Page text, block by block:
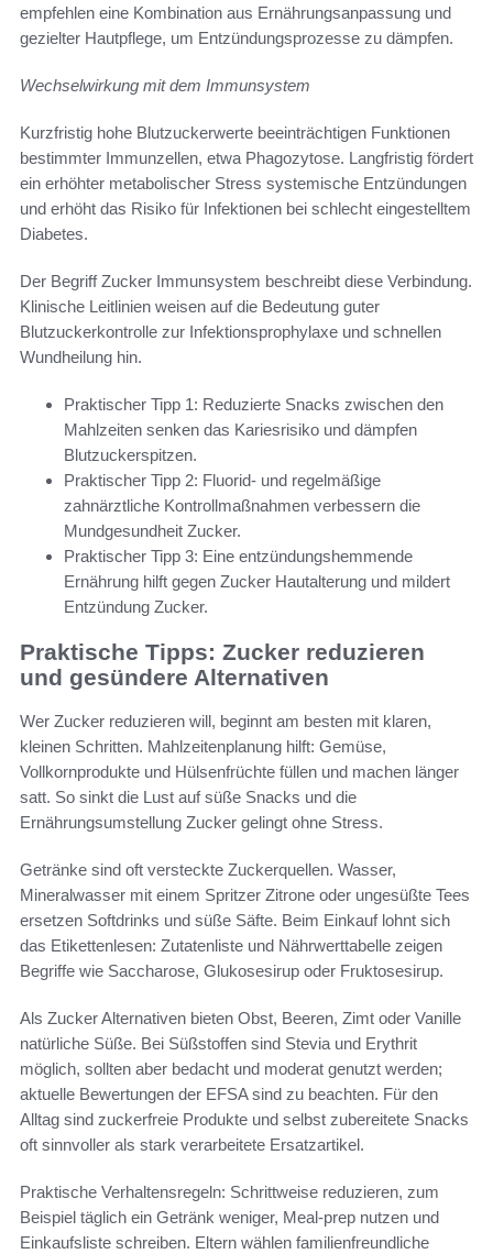
empfehlen eine Kombination aus Ernährungsanpassung und
gezielter Hautpflege, um Entzündungsprozesse zu dämpfen.
Wechselwirkung mit dem Immunsystem
Kurzfristig hohe Blutzuckerwerte beeinträchtigen Funktionen
bestimmter Immunzellen, etwa Phagozytose. Langfristig fördert
ein erhöhter metabolischer Stress systemische Entzündungen
und erhöht das Risiko für Infektionen bei schlecht eingestelltem
Diabetes.
Der Begriff Zucker Immunsystem beschreibt diese Verbindung.
Klinische Leitlinien weisen auf die Bedeutung guter
Blutzuckerkontrolle zur Infektionsprophylaxe und schnellen
Wundheilung hin.
Praktischer Tipp 1: Reduzierte Snacks zwischen den
Mahlzeiten senken das Kariesrisiko und dämpfen
Blutzuckerspitzen.
Praktischer Tipp 2: Fluorid- und regelmäßige
zahnärztliche Kontrollmaßnahmen verbessern die
Mundgesundheit Zucker.
Praktischer Tipp 3: Eine entzündungshemmende
Ernährung hilft gegen Zucker Hautalterung und mildert
Entzündung Zucker.
Praktische Tipps: Zucker reduzieren
und gesündere Alternativen
Wer Zucker reduzieren will, beginnt am besten mit klaren,
kleinen Schritten. Mahlzeitenplanung hilft: Gemüse,
Vollkornprodukte und Hülsenfrüchte füllen und machen länger
satt. So sinkt die Lust auf süße Snacks und die
Ernährungsumstellung Zucker gelingt ohne Stress.
Getränke sind oft versteckte Zuckerquellen. Wasser,
Mineralwasser mit einem Spritzer Zitrone oder ungesüßte Tees
ersetzen Softdrinks und süße Säfte. Beim Einkauf lohnt sich
das Etikettenlesen: Zutatenliste und Nährwerttabelle zeigen
Begriffe wie Saccharose, Glukosesirup oder Fruktosesirup.
Als Zucker Alternativen bieten Obst, Beeren, Zimt oder Vanille
natürliche Süße. Bei Süßstoffen sind Stevia und Erythrit
möglich, sollten aber bedacht und moderat genutzt werden;
aktuelle Bewertungen der EFSA sind zu beachten. Für den
Alltag sind zuckerfreie Produkte und selbst zubereitete Snacks
oft sinnvoller als stark verarbeitete Ersatzartikel.
Praktische Verhaltensregeln: Schrittweise reduzieren, zum
Beispiel täglich ein Getränk weniger, Meal-prep nutzen und
Einkaufsliste schreiben. Eltern wählen familienfreundliche